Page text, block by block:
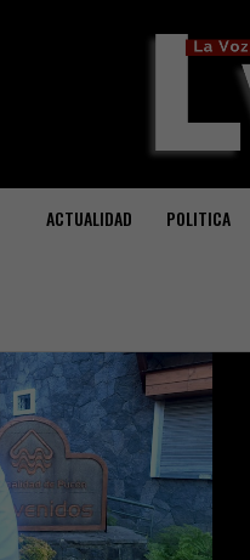
ACTUALIDAD POLITICA